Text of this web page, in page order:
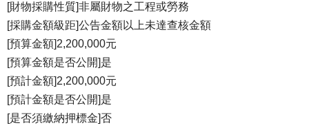
[財物採購性質]非屬財物之工程或勞務
[採購金額級距]公告金額以上未達查核金額
[預算金額]2,200,000元
[預算金額是否公開]是
[預計金額]2,200,000元
[預計金額是否公開]是
[是否須繳納押標金]否